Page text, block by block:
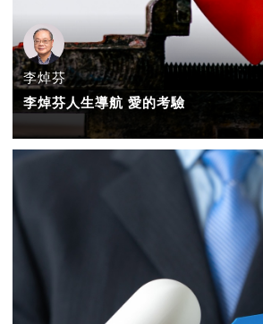
李焯芬
李焯芬人生導航 愛的考驗